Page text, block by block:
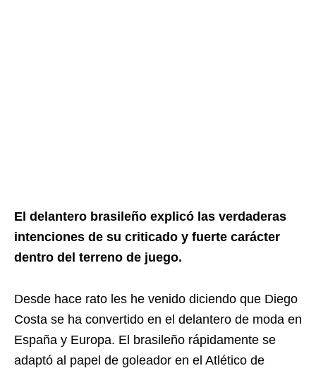
El delantero brasileño explicó las verdaderas
intenciones de su criticado y fuerte carácter
dentro del terreno de juego.
Desde hace rato les he venido diciendo que Diego
Costa se ha convertido en el delantero de moda en
España y Europa. El brasileño rápidamente se
adaptó al papel de goleador en el Atlético de